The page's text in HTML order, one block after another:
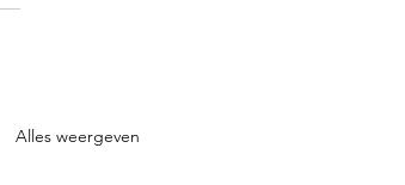
Alles weergeven